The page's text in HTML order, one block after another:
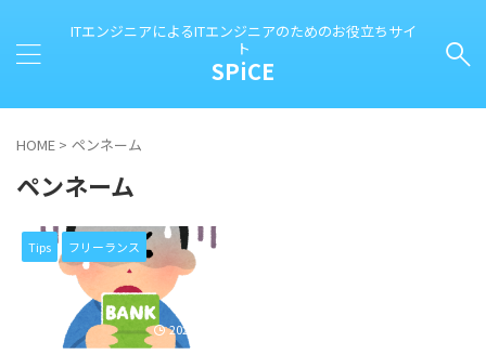
ITエンジニアによるITエンジニアのためのお役立ちサイ
ト
SPiCE
HOME > ペンネーム
ペンネーム
Tips フリーランス
2024/3/17